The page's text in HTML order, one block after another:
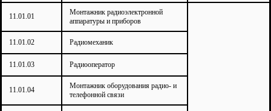
11.01.01
Монтажник радиоэлектронной
аппаратуры и приборов
11.01.02 Радиомеханик
11.01.03 Радиооператор
11.01.04
Монтажник оборудования радио- и
телефонной связи